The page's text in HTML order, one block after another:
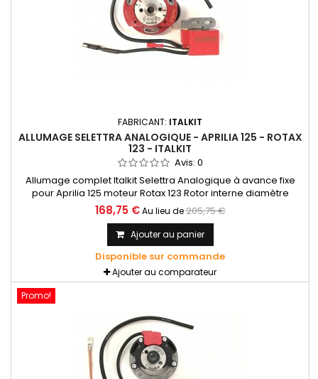
FABRICANT: ITALKIT
ALLUMAGE SELETTRA ANALOGIQUE - APRILIA 125 - ROTAX
123 - ITALKIT
Avis: 0
Allumage complet Italkit Selettra Analogique à avance fixe
pour Aprilia 125 moteur Rotax 123 Rotor interne diamètre
58mm, courbe fixe. Livré avec support stator, stator, rotor
interne Ø58mm, bobine haute tension et câble de masse. Il
faut caler le piston au PMH (point mort haut) puis aligner le
repère du rotor vert au repère marqué sur le stator.
168,75 € Au lieu de205,75 €
Ajouter au panier
Disponible sur commande
Ajouter au comparateur
Promo!